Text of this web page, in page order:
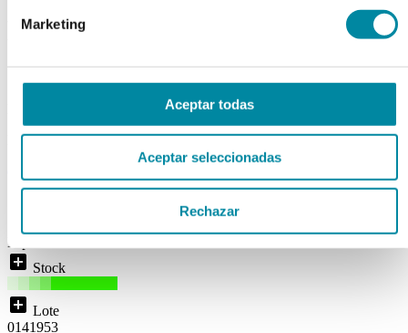
Marketing
Aceptar todas
Aceptar seleccionadas
Rechazar
ESPATULA INOXIDABLE
200mm MANGO MADERA
Disponibilidad:ENTREGA INMEDIATA
Entrega inmediata
Espatula inoxidable 200mm
add_box Stock
add_box Lote
0141953